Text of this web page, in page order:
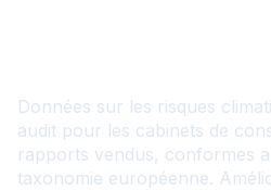
Données sur les risques
audit pour les cabinets de
rapports vendus, conformes
taxonomie européenne.